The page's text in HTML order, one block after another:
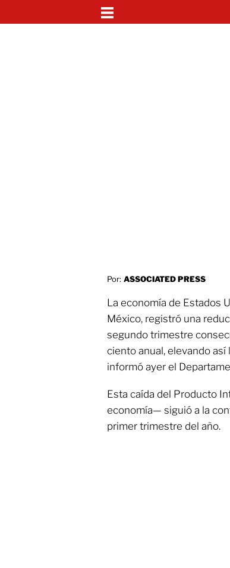
Por: ASSOCIATED PRESS
La economía de Estados
México, registró una
segundo trimestre
ciento anual, elevando
informó ayer el
Esta caída del Producto
economía— siguió a la
primer trimestre del año.